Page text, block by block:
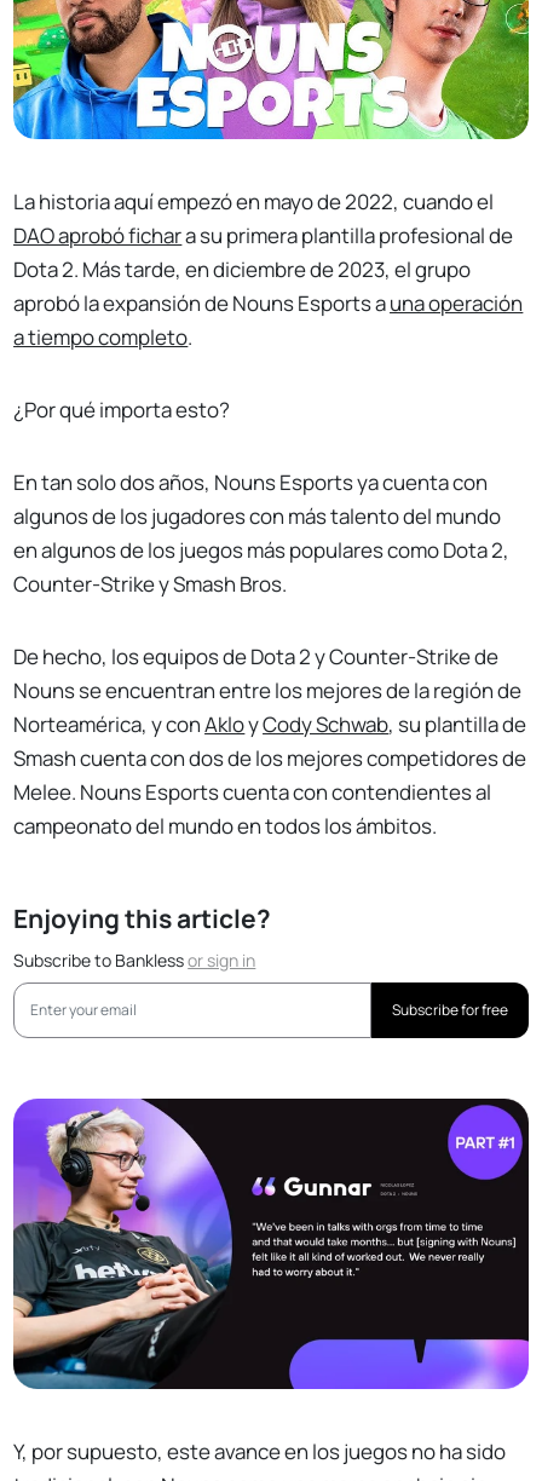
La historia aquí empezó en mayo de 2022, cuando el
DAO aprobó fichara su primera plantilla profesional de
Dota 2. Más tarde, en diciembre de 2023, el grupo
aprobó la expansión de Nouns Esports auna operación
a tiempo completo.
¿Por qué importa esto?
En tan solo dos años, Nouns Esports ya cuenta con
algunos de los jugadores con más talento del mundo
en algunos de los juegos más populares como Dota 2,
Counter-Strike y Smash Bros.
De hecho, los equipos de Dota 2 y Counter-Strike de
Nouns se encuentran entre los mejores de la región de
Norteamérica, y conAkloyCody Schwab, su plantilla de
Smash cuenta con dos de los mejores competidores de
Melee. Nouns Esports cuenta con contendientes al
campeonato del mundo en todos los ámbitos.
Enjoying this article?
Subscribe to Banklessorsign in
Subscribe for free
Y, por supuesto, este avance en los juegos no ha sido